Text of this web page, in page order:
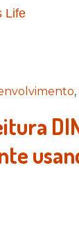
Life
,